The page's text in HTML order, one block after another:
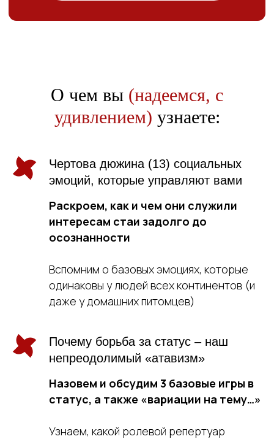
О чем вы (надеемся, с
удивлением) узнаете:
Чертова дюжина (13) социальных
эмоций, которые управляют вами
Раскроем, как и чем они служили
интересам стаи задолго до
осознанности
Вспомним о базовых эмоциях, которые
одинаковы у людей всех континентов (и
даже у домашних питомцев)
Почему борьба за статус – наш
непреодолимый «атавизм»
Назовем и обсудим 3 базовые игры в
статус, а также «вариации на тему…»
Узнаем, какой ролевой репертуар